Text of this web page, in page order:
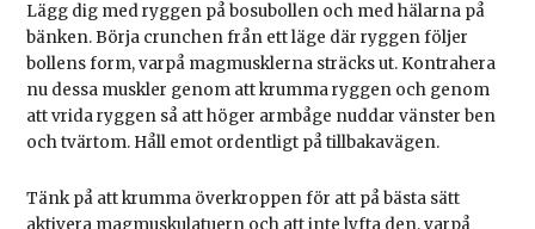
Lägg dig med ryggen på bosubollen och med hälarna på
bänken. Börja crunchen från ett läge där ryggen följer
bollens form, varpå magmusklerna sträcks ut. Kontrahera
nu dessa muskler genom att krumma ryggen och genom
att vrida ryggen så att höger armbåge nuddar vänster ben
och tvärtom. Håll emot ordentligt på tillbakavägen.
Tänk på att krumma överkroppen för att på bästa sätt